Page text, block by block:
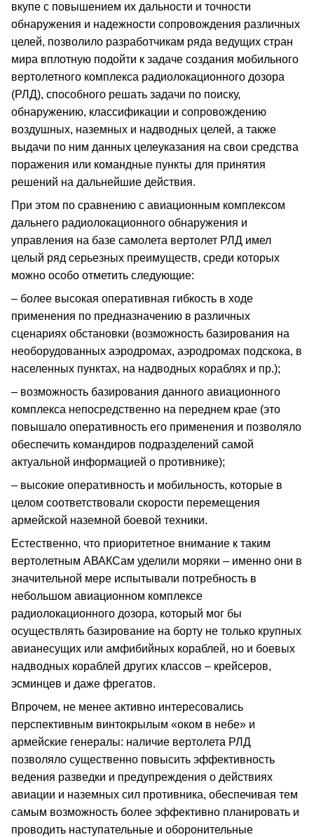
вкупе с повышением их дальности и точности
обнаружения и надежности сопровождения различных
целей, позволило разработчикам ряда ведущих стран
мира вплотную подойти к задаче создания мобильного
вертолетного комплекса радиолокационного дозора
(РЛД), способного решать задачи по поиску,
обнаружению, классификации и сопровождению
воздушных, наземных и надводных целей, а также
выдачи по ним данных целеуказания на свои средства
поражения или командные пункты для принятия
решений на дальнейшие действия.
При этом по сравнению с авиационным комплексом
дальнего радиолокационного обнаружения и
управления на базе самолета вертолет РЛД имел
целый ряд серьезных преимуществ, среди которых
можно особо отметить следующие:
– более высокая оперативная гибкость в ходе
применения по предназначению в различных
сценариях обстановки (возможность базирования на
необорудованных аэродромах, аэродромах подскока, в
населенных пунктах, на надводных кораблях и пр.);
– возможность базирования данного авиационного
комплекса непосредственно на переднем крае (это
повышало оперативность его применения и позволяло
обеспечить командиров подразделений самой
актуальной информацией о противнике);
– высокие оперативность и мобильность, которые в
целом соответствовали скорости перемещения
армейской наземной боевой техники.
Естественно, что приоритетное внимание к таким
вертолетным АВАКСам уделили моряки – именно они в
значительной мере испытывали потребность в
небольшом авиационном комплексе
радиолокационного дозора, который мог бы
осуществлять базирование на борту не только крупных
авианесущих или амфибийных кораблей, но и боевых
надводных кораблей других классов – крейсеров,
эсминцев и даже фрегатов.
Впрочем, не менее активно интересовались
перспективным винтокрылым «оком в небе» и
армейские генералы: наличие вертолета РЛД
позволяло существенно повысить эффективность
ведения разведки и предупреждения о действиях
авиации и наземных сил противника, обеспечивая тем
самым возможность более эффективно планировать и
проводить наступательные и оборонительные